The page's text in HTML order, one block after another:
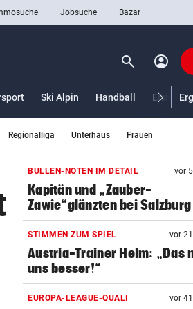
Jobsuche Bazar
search Suchen
account_circle
Ski Alpin Handball
Regionalliga Unterhaus Frauen
BULLEN-NOTEN IM DETAIL vor
Kapitän und „Zauber-
Zawie“glänzten bei Salzburg
STIMMEN ZUM SPIEL vor
Austria-Trainer Helm: „Das
uns besser!“
EUROPA-LEAGUE-QUALI vor